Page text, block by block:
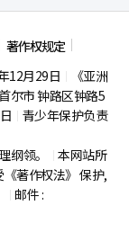
著作权规定
12月29日
《亚洲
尔市钟路区钟路5
青少年保护负责
纲领。
本网站所
著作权法》 保护,
邮件 :